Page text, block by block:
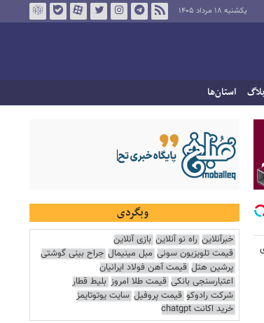
یکشنبه ۱۸ مرداد ۱۴۰۵
استان‌ها
وبگردی
خبرآنلاین راه نو آنلاین بازی آنلاین
قیمت تلویزیون سونی مبل مینیمال جراح بینی گوشتی
پرشین هتل قیمت آهن فولاد ایرانیان
اعتبارسنجی بانکی قیمت طلا امروز بلیط قطار
شرکت رادوکو قیمت پروفیل سایت یوتوتایمز
خرید اکانت chatgpt